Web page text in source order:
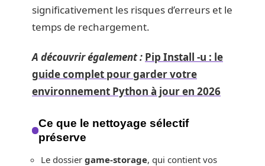
significativement les risques d’erreurs et le
temps de rechargement.
A découvrir également : Pip Install -u : le
guide complet pour garder votre
environnement Python à jour en 2026
Ce que le nettoyage sélectif
préserve
Le dossier game-storage, qui contient vos